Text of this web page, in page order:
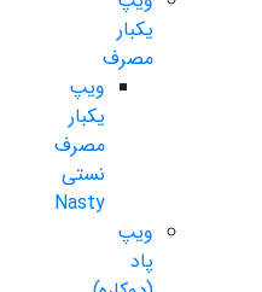
یکبار
مصرف
ویپ
یکبار
مصرف
نستی
Nasty
ویپ
پاد